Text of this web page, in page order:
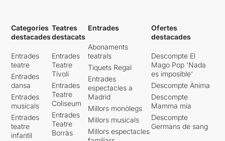
Categories
destacades
Entrades
teatre
Entrades
dansa
Entrades
musicals
Entrades
teatre
infantil
Teatres
destacats
Entrades
Teatre
Tívoli
Entrades
Teatre
Coliseum
Entrades
Teatre
Borràs
Entrades
Abonaments
teatrals
Tiquets Regal
Entrades
espectacles a
Madrid
Millors monòlegs
Millors musicals
Millors espectacles
Ofertes
destacades
Descompte El
Mago Pop 'Nada
es imposible'
Descompte Ànima
Descompte
Mamma mia
Descompte
Germans de sang